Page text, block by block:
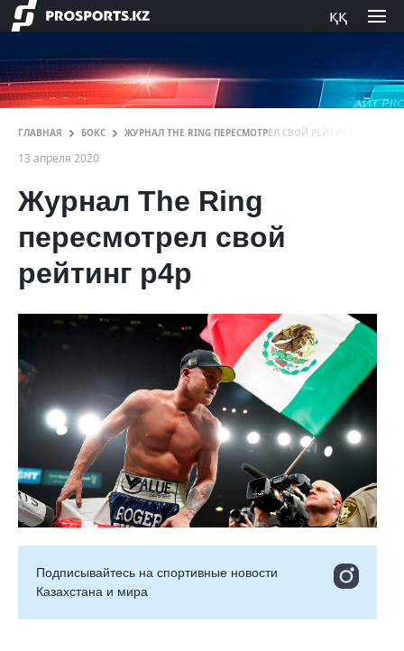
ққ
ГЛАВНАЯ БОКС ЖУРНАЛ THE RING ПЕРЕСМОТРЕЛ СВОЙ РЕЙТИНГ P4P
13 апреля 2020
Журнал The Ring
пересмотрел свой
рейтинг p4p
Подписывайтесь на cпортивные новости
Казахстана и мира